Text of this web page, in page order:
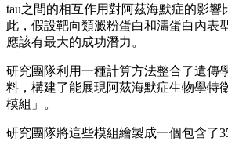
tau之間的相互作用對阿茲海默症的影響
此，假設靶向類澱粉蛋白和濤蛋白內表
應該有最大的成功潛力。
研究團隊利用一種計算方法整合了遺傳
料，構建了能展現阿茲海默症生物學特
模組」。
研究團隊將這些模組繪製成一個包含了